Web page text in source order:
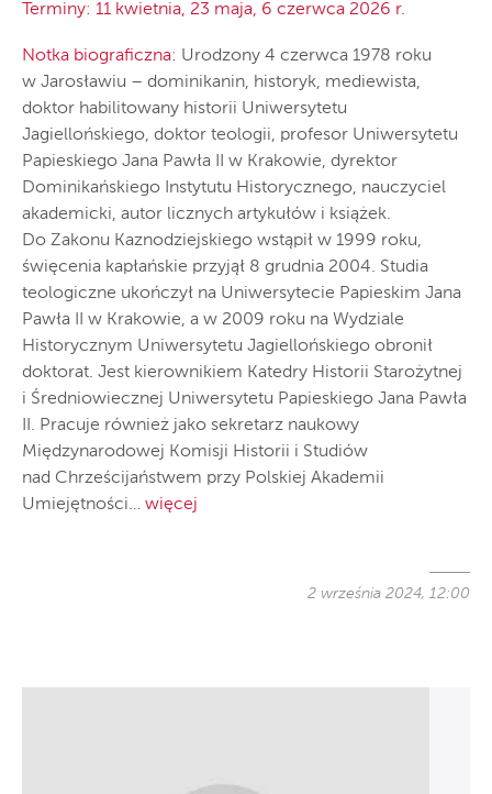
Terminy: 11 kwietnia, 23 maja, 6 czerwca 2026 r.
Notka biograficzna: Urodzony 4 czerwca 1978 roku
w Jarosławiu – dominikanin, historyk, mediewista,
doktor habilitowany historii Uniwersytetu
Jagiellońskiego, doktor teologii, profesor Uniwersytetu
Papieskiego Jana Pawła II w Krakowie, dyrektor
Dominikańskiego Instytutu Historycznego, nauczyciel
akademicki, autor licznych artykułów i książek.
Do Zakonu Kaznodziejskiego wstąpił w 1999 roku,
święcenia kapłańskie przyjął 8 grudnia 2004. Studia
teologiczne ukończył na Uniwersytecie Papieskim Jana
Pawła II w Krakowie, a w 2009 roku na Wydziale
Historycznym Uniwersytetu Jagiellońskiego obronił
doktorat. Jest kierownikiem Katedry Historii Starożytnej
i Średniowiecznej Uniwersytetu Papieskiego Jana Pawła
II. Pracuje również jako sekretarz naukowy
Międzynarodowej Komisji Historii i Studiów
nad Chrześcijaństwem przy Polskiej Akademii
Umiejętności… więcej
2 września 2024, 12:00